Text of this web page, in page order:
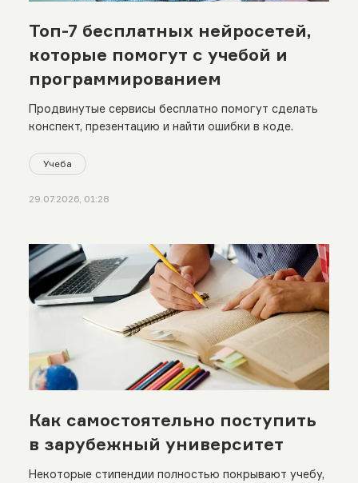
Топ-7 бесплатных нейросетей,
которые помогут с учебой и
программированием
Продвинутые сервисы бесплатно помогут сделать
конспект, презентацию и найти ошибки в коде.
Учеба
29.07.2026, 01:28
Как самостоятельно поступить
в зарубежный университет
Некоторые стипендии полностью покрывают учебу,